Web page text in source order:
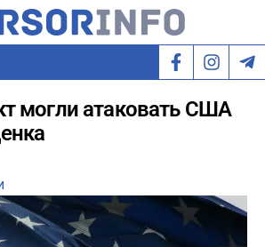
могли атаковать США